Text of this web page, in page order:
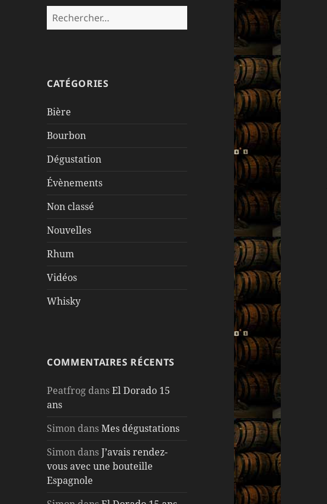
Rechercher :
CATÉGORIES
Bière
Bourbon
Dégustation
Évènements
Non classé
Nouvelles
Rhum
Vidéos
Whisky
COMMENTAIRES RÉCENTS
Peatfrog dansEl Dorado 15
ans
Simon dansMes dégustations
Simon dansJ’avais rendez-
vous avec une bouteille
Espagnole